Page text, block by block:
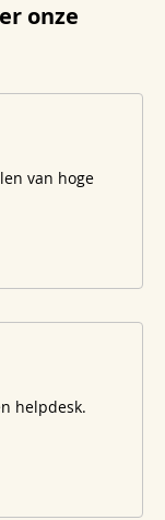
onze
van hoge
helpdesk.